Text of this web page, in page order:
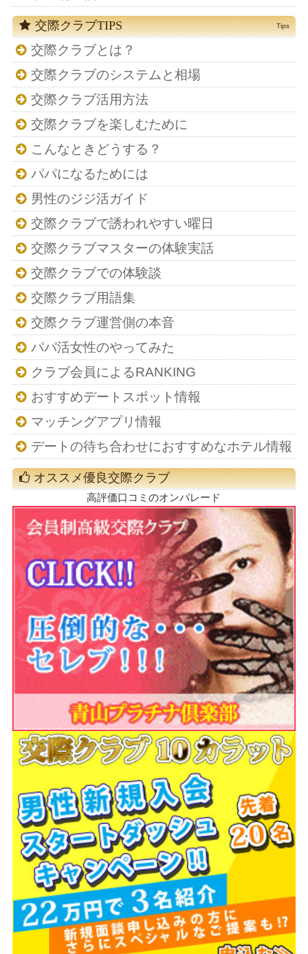
交際クラブTIPS Tips
交際クラブとは？
交際クラブのシステムと相場
交際クラブ活用方法
交際クラブを楽しむために
こんなときどうする？
パパになるためには
男性のジジ活ガイド
交際クラブで誘われやすい曜日
交際クラブマスターの体験実話
交際クラブでの体験談
交際クラブ用語集
交際クラブ運営側の本音
パパ活女性のやってみた
クラブ会員によるRANKING
おすすめデートスポット情報
マッチングアプリ情報
デートの待ち合わせにおすすめなホテル情報
オススメ優良交際クラブ
高評価口コミのオンパレード